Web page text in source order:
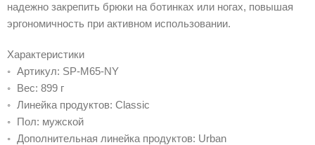
надежно закрепить брюки на ботинках или ногах, повышая
эргономичность при активном использовании.
Характеристики
◦ Артикул: SP-M65-NY
◦ Вес: 899 г
◦ Линейка продуктов: Classic
◦ Пол: мужской
◦ Дополнительная линейка продуктов: Urban